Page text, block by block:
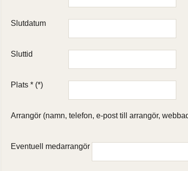
Slutdatum
Sluttid
Plats *
Arrangör (namn, telefon, e-post till arrangör,
Eventuell medarrangör